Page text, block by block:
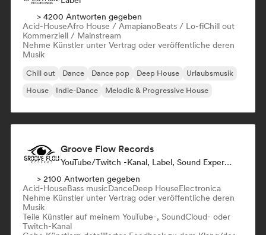
> 4200 Antworten gegeben
Acid-HouseAfro House / AmapianoBeats / Lo-fiChill out
Kommerziell / Mainstream
Nehme Künstler unter Vertrag oder veröffentliche deren
Musik
Chill out Dance Dance pop Deep House
Urlaubsmusik
House
Indie-Dance Melodic & Progressive House
Groove Flow Records
YouTube/Twitch -Kanal, Label, Sound Experte
> 2100 Antworten gegeben
Acid-HouseBass musicDanceDeep HouseElectronica
Nehme Künstler unter Vertrag oder veröffentliche deren
Musik
Teile Künstler auf meinem YouTube-, SoundCloud- oder
Twitch-Kanal